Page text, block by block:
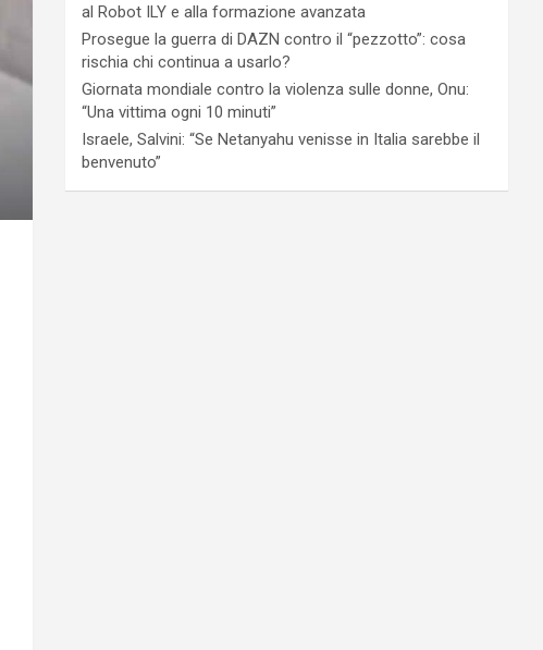
al Robot ILY e alla formazione avanzata
Prosegue la guerra di DAZN contro il “pezzotto”: cosa
rischia chi continua a usarlo?
Giornata mondiale contro la violenza sulle donne, Onu:
“Una vittima ogni 10 minuti”
Israele, Salvini: “Se Netanyahu venisse in Italia sarebbe il
benvenuto”